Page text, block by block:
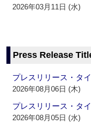
2026年03月11日 (水)
Press Release
プレスリリース・タ
2026年08月06日 (木)
プレスリリース・タ
2026年08月05日 (水)